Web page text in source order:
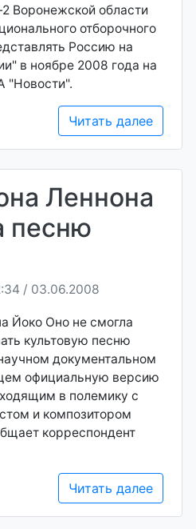
Воронежской области
отборочного
Россию на
в ноябре 2008 года на
"Новости".
Читать далее
Леннона
песню
/ 03.06.2008
Йоко Оно не смогла
культовую песню
документальном
официальную версию
в полемику с
и композитором
корреспондент
Читать далее